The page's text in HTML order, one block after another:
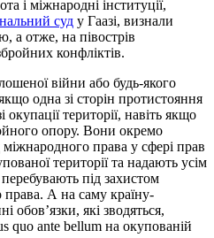
і міжнародні інституції,
суд у Гаазі, визнали
а отже, на півострів
конфліктів.
війни або будь-якого
одна зі сторін протистояння
окупації території, навіть якщо
опору. Вони окремо
права у сфері прав
території та надають усім
під захистом
права. А на саму країну-
обов’язки, які зводяться,
quo ante bellum на окупованій